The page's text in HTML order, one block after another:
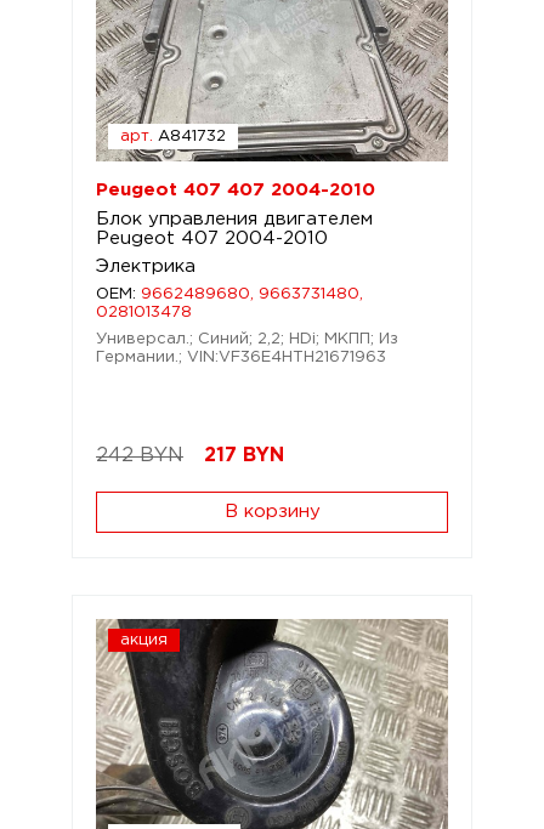
арт. A841732
Peugeot 407 407 2004-2010
Блок управления двигателем
Peugeot 407 2004-2010
Электрика
OEM: 9662489680, 9663731480,
0281013478
Универсал.; Синий; 2,2; HDi; МКПП; Из
Германии.; VIN:VF36E4HTH21671963
242 BYN 217 BYN
В корзину
акция